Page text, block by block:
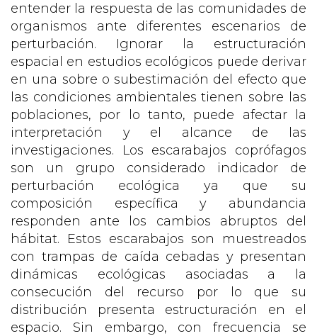
entender la respuesta de las comunidades de
organismos ante diferentes escenarios de
perturbación. Ignorar la estructuración
espacial en estudios ecológicos puede derivar
en una sobre o subestimación del efecto que
las condiciones ambientales tienen sobre las
poblaciones, por lo tanto, puede afectar la
interpretación y el alcance de las
investigaciones. Los escarabajos coprófagos
son un grupo considerado indicador de
perturbación ecológica ya que su
composición específica y abundancia
responden ante los cambios abruptos del
hábitat. Estos escarabajos son muestreados
con trampas de caída cebadas y presentan
dinámicas ecológicas asociadas a la
consecución del recurso por lo que su
distribución presenta estructuración en el
espacio. Sin embargo, con frecuencia se